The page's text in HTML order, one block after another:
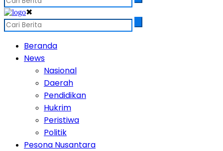
✖
Beranda
News
Nasional
Daerah
Pendidikan
Hukrim
Peristiwa
Politik
Pesona Nusantara